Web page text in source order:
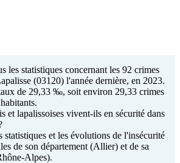
les statistiques concernant les 92 crimes
(03120) l'année dernière, en 2023.
de 29,33 ‰, soit environ 29,33 crimes
et lapalissoises vivent-ils en sécurité dans
statistiques et les évolutions de l'insécurité
de son département (Allier) et de sa
Alpes).